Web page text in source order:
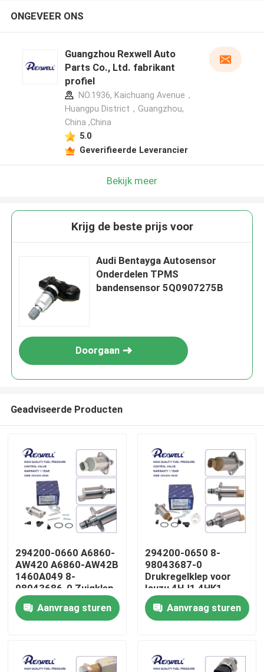
Huis
Video's
ONGEVEER ONS
Guangzhou Rexwell Auto
Parts Co., Ltd. fabrikant
profiel
NO.1936, Kaichuang Avenue，
Huangpu District，Guangzhou,
China ,China
5.0
Geverifieerde Leverancier
Bekijk meer
Krijg de beste prijs voor
Audi Bentayga Autosensor
Onderdelen TPMS
bandensensor 5Q0907275B
Doorgaan
Geadviseerde Producten
294200-0660 A6860-
AW420 A6860-AW42B
1460A049 8-
98043686-0 Zuigklep
voor Nissan Almera
Navara NP300 X-Trail
Primera Mitsubishi
Aanvraag sturen
294200-0650 8-
98043687-0
Drukregelklep voor
Isuzu 4HJ1 4HK1
6HK1
Aanvraag sturen